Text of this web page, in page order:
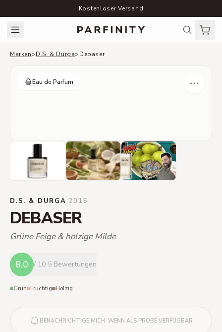
Kostenloser Versand
Marken>D.S. & Durga>Debaser
Eau de Parfum
D.S. & DURGA·2015
DEBASER
Grüne Feige & holzige Milde
8.0 / 10 5 Bewertungen
Grün Fruchtig Holzig
BENACHRICHTIGE MICH, WENN ALS PROBE VERFÜGBAR